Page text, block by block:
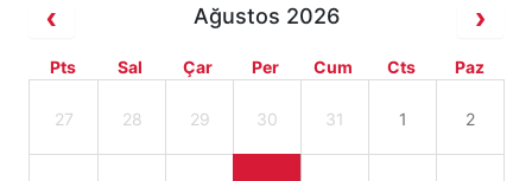
Ağustos 2026
Pts Sal Çar Per Cum Cts Paz
27 28 29 30 31 1 2